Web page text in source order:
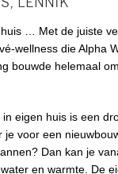
… Met de juiste
wellness die Alpha
bouwde helemaal
eigen huis is een
je voor een
Dan kan je
en warmte. De